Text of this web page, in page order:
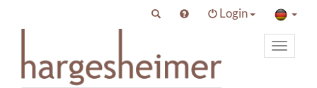
Login
Toggle